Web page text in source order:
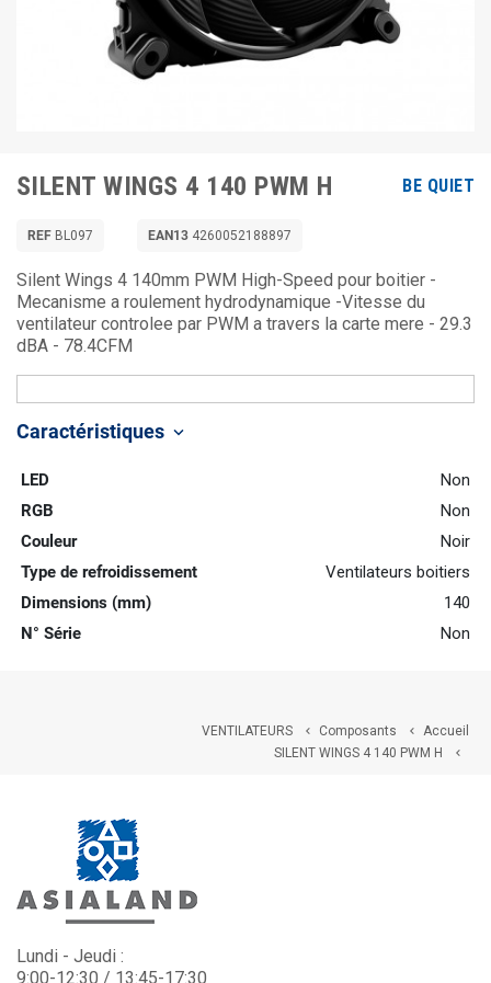
SILENT WINGS 4 140 PWM H BE QUIET
REF BL097 EAN13 4260052188897
Silent Wings 4 140mm PWM High-Speed pour boitier -
Mecanisme a roulement hydrodynamique -Vitesse du
ventilateur controlee par PWM a travers la carte mere - 29.3
dBA - 78.4CFM
Caractéristiques keyboard_arrow_down
LED
Non
RGB
Non
Couleur
Noir
Type de refroidissement
Ventilateurs boitiers
Dimensions (mm)
140
N° Série
Non
Accueil

Composants

VENTILATEURS

SILENT WINGS 4 140 PWM H
Lundi - Jeudi :
9:00-12:30 / 13:45-17:30